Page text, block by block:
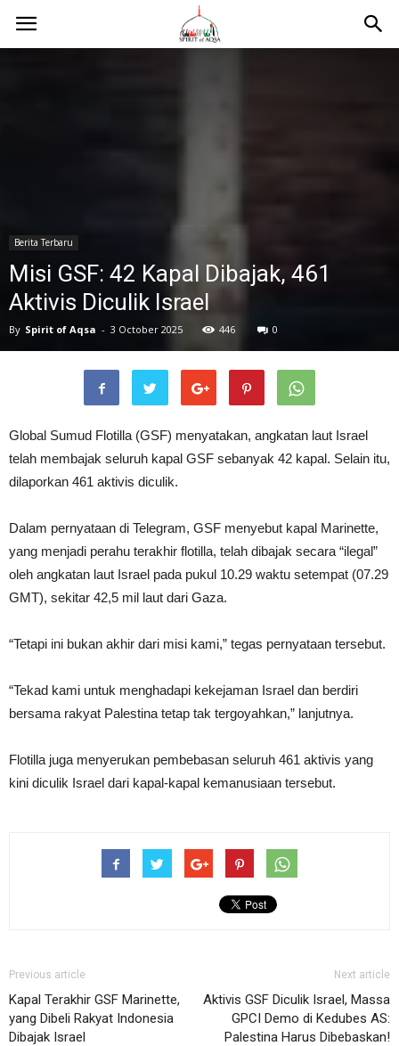
Berita Terbaru
Misi GSF: 42 Kapal Dibajak, 461
Aktivis Diculik Israel
By Spirit of Aqsa - 3 October 2025 446 0
Global Sumud Flotilla (GSF) menyatakan, angkatan laut Israel
telah membajak seluruh kapal GSF sebanyak 42 kapal. Selain itu,
dilaporkan 461 aktivis diculik.
Dalam pernyataan di Telegram, GSF menyebut kapal Marinette,
yang menjadi perahu terakhir flotilla, telah dibajak secara “ilegal”
oleh angkatan laut Israel pada pukul 10.29 waktu setempat (07.29
GMT), sekitar 42,5 mil laut dari Gaza.
“Tetapi ini bukan akhir dari misi kami,” tegas pernyataan tersebut.
“Tekad kami untuk menghadapi kekejaman Israel dan berdiri
bersama rakyat Palestina tetap tak tergoyahkan,” lanjutnya.
Flotilla juga menyerukan pembebasan seluruh 461 aktivis yang
kini diculik Israel dari kapal-kapal kemanusiaan tersebut.
Previous article
Kapal Terakhir GSF Marinette,
yang Dibeli Rakyat Indonesia
Dibajak Israel
Next article
Aktivis GSF Diculik Israel, Massa
GPCI Demo di Kedubes AS:
Palestina Harus Dibebaskan!